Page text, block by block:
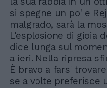
si spegne un po' e
malgrado, sarà la
L'esplosione di gioia
dice lunga sul
a ieri. Nella ripresa
È bravo a farsi
se a volte preferisce